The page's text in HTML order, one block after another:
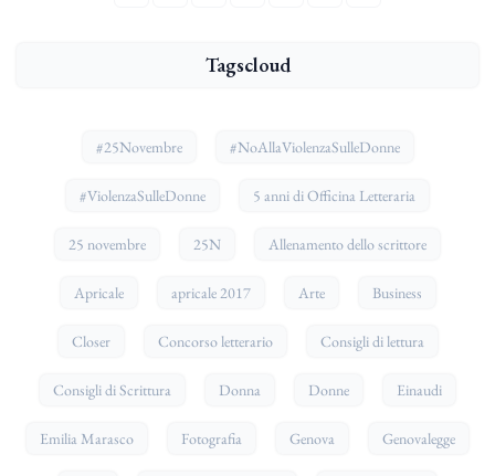
Tagscloud
#25Novembre #NoAllaViolenzaSulleDonne
#ViolenzaSulleDonne 5 anni di Officina Letteraria
25 novembre 25N Allenamento dello scrittore
Apricale apricale 2017 Arte Business
Closer Concorso letterario Consigli di lettura
Consigli di Scrittura Donna Donne Einaudi
Emilia Marasco Fotografia Genova Genovalegge